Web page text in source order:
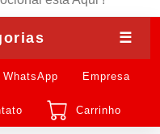
☰
WhatsApp Empresa
Carrinho